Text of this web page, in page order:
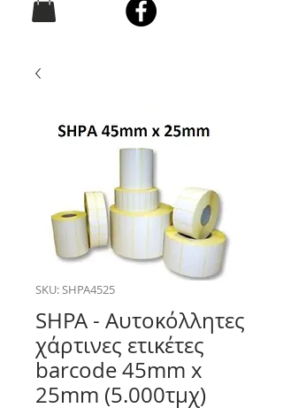
SKU: SHPA4525
SHPA - Αυτοκόλλητες
χάρτινες ετικέτες
barcode 45mm x
25mm (5.000τμχ)